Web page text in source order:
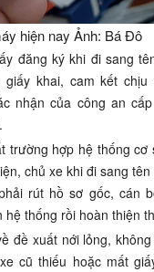
hiện nay Ảnh: Bá Đô
đăng ký khi đi sang
khai, cam kết chịu
nhận của công an
trường hợp hệ thống cơ
chủ xe khi đi sang
rút hồ sơ gốc, cán
hệ thống rồi hoàn thiện
đề xuất nới lỏng,
cũ thiếu hoặc mất